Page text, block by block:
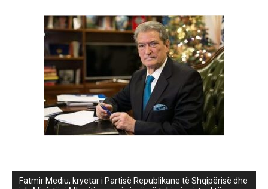
Fatmir Mediu, kryetar i Partisë Republikane të Shqipërisë dhe